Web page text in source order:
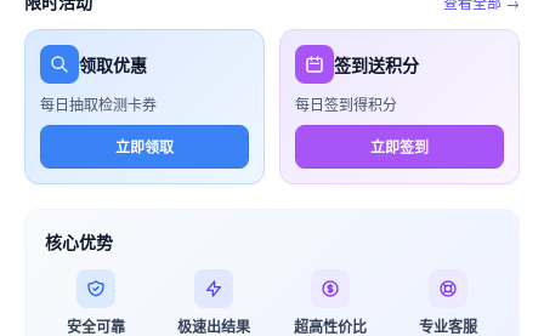
领取优惠
每日抽取检测卡券
立即领取
签到送积分
每日签到得积分
立即签到
核心优势
安全可靠 极速出结果 超高性价比 专业客服